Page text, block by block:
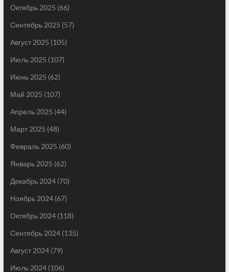
Октябрь 2025 (66)
Сентябрь 2025 (57)
Август 2025 (105)
Июль 2025 (107)
Июнь 2025 (62)
Май 2025 (107)
Апрель 2025 (44)
Март 2025 (48)
Февраль 2025 (60)
Январь 2025 (62)
Декабрь 2024(70)
Ноябрь 2024(67)
Октябрь 2024(118)
Сентябрь 2024(135)
Август 2024(79)
Июль 2024(106)